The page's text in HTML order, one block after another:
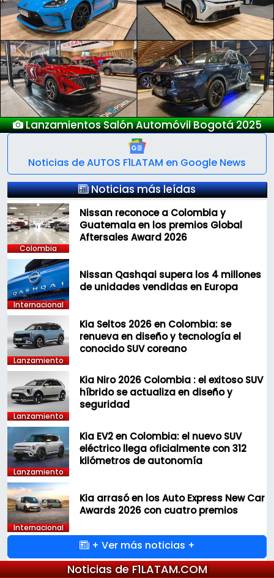
Bogotá 2025 Nuevo
Previous Next
Noticias de AUTOS F1LATAM en Google News
Noticias más leídas
Colombia
Nissan reconoce a Colombia y
Guatemala en los premios Global
Aftersales Award 2026
Internacional
Nissan Qashqai supera los 4 millones
de unidades vendidas en Europa
Lanzamiento
Kia Seltos 2026 en Colombia: se
renueva en diseño y tecnología el
conocido SUV coreano
Lanzamiento
Kia Niro 2026 Colombia : el exitoso SUV
híbrido se actualiza en diseño y
seguridad
Lanzamiento
Kia EV2 en Colombia: el nuevo SUV
eléctrico llega oficialmente con 312
kilómetros de autonomía
Internacional
Kia arrasó en los Auto Express New Car
Awards 2026 con cuatro premios
+ Ver más noticias +
Noticias de F1LATAM.COM